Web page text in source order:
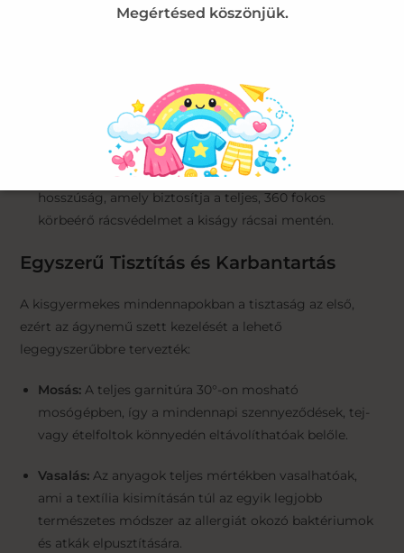
Párnahuzat (35 x 43 cm):
100% pamutból készült,
Lepedő (100 x 150 cm):Tágas méretű, kényelmesen
bematracolható pamut lepedő, divatos okkersárga
Rácsvédő (2 db, 26 x 140 cm):Összesen 280 cm
hosszúság, amely biztosítja a teljes, 360 fokos
körbeérő rácsvédelmet a kiságy rácsai mentén.
Egyszerű Tisztítás és Karbantartás
A kisgyermekes mindennapokban a tisztaság az első,
ezért az ágynemű szett kezelését a lehető
legegyszerűbbre tervezték:
Mosás: A teljes garnitúra 30°-on mosható
mosógépben, így a mindennapi szennyeződések, tej-
vagy ételfoltok könnyedén eltávolíthatóak belőle.
Vasalás: Az anyagok teljes mértékben vasalhatóak,
ami a textília kisimításán túl az egyik legjobb
természetes módszer az allergiát okozó baktériumok
és atkák elpusztítására.
Megértésed köszönjük.